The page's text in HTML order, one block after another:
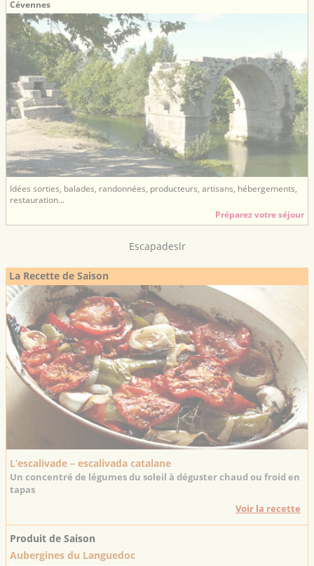
Cévennes
Idées sorties, balades, randonnées, producteurs, artisans, hébergements,
restauration...
Préparez votre séjour
Escapadeslr
La Recette de Saison
L’escalivade – escalivada catalane
Un concentré de légumes du soleil à déguster chaud ou froid en
tapas
Voir la recette
Produit de Saison
Aubergines du Languedoc